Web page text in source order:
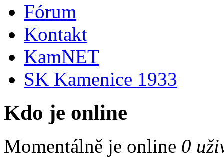
Fórum
Kontakt
KamNET
SK Kamenice 1933
Kdo je online
Momentálně je online 0